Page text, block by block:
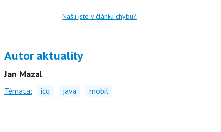
Našli jste v článku chybu?
Autor aktuality
Jan Mazal
Témata: icq java mobil